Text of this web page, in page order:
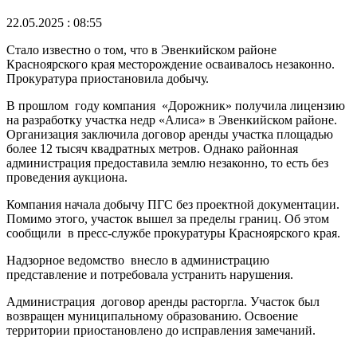
22.05.2025 : 08:55
Стало известно о том, что в Эвенкийском районе
Красноярского края месторождение осваивалось незаконно.
Прокуратура приостановила добычу.
В прошлом году компания «Дорожник» получила лицензию
на разработку участка недр «Алиса» в Эвенкийском районе.
Организация заключила договор аренды участка площадью
более 12 тысяч квадратных метров. Однако районная
администрация предоставила землю незаконно, то есть без
проведения аукциона.
Компания начала добычу ПГС без проектной документации.
Помимо этого, участок вышел за пределы границ. Об этом
сообщили в пресс-службе прокуратуры Красноярского края.
Надзорное ведомство внесло в администрацию
представление и потребовала устранить нарушения.
Администрация договор аренды расторгла. Участок был
возвращен муниципальному образованию. Освоение
территории приостановлено до исправления замечаний.